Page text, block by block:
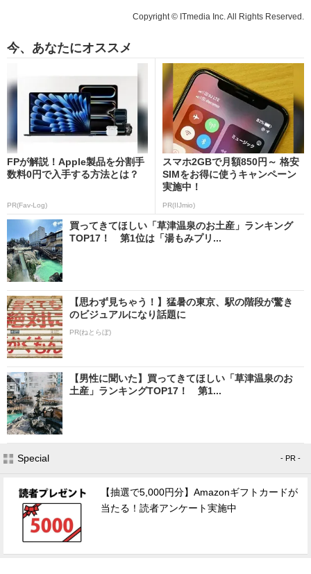
Copyright © ITmedia Inc. All Rights Reserved.
今、あなたにオススメ
FPが解説！Apple製品を分割手
数料0円で入手する方法とは？
PR(Fav-Log)
スマホ2GBで月額850円～ 格安
SIMをお得に使うキャンペーン
実施中！
PR(IIJmio)
買ってきてほしい「草津温泉のお土産」ランキング
TOP17！ 第1位は「湯もみプリ...
【思わず見ちゃう！】猛暑の東京、駅の階段が驚き
のビジュアルになり話題に
PR(ねとらぼ)
【男性に聞いた】買ってきてほしい「草津温泉のお
土産」ランキングTOP17！ 第1...
Special - PR -
【抽選で5,000円分】Amazonギフトカードが
当たる！読者アンケート実施中